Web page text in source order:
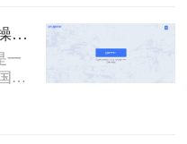
们
OFD文件转PDF：3种方法的操作步骤和文件大小限制！
一
的
有